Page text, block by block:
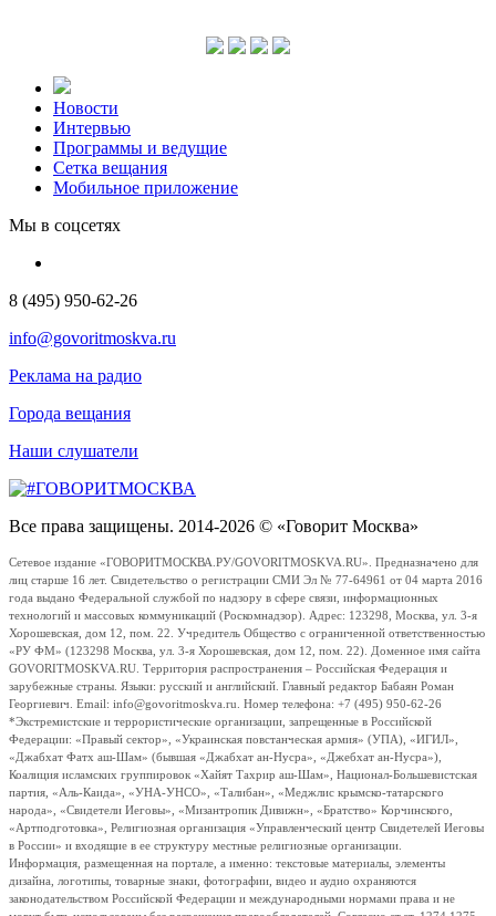
Новости
Интервью
Программы и ведущие
Сетка вещания
Мобильное приложение
Мы в соцсетях
8 (495) 950-62-26
info@govoritmoskva.ru
Реклама на радио
Города вещания
Наши слушатели
Все права защищены. 2014-2026 © «Говорит Москва»
Сетевое издание «ГОВОРИТМОСКВА.РУ/GOVORITMOSKVA.RU». Предназначено для
лиц старше 16 лет. Свидетельство о регистрации СМИ Эл № 77-64961 от 04 марта 2016
года выдано Федеральной службой по надзору в сфере связи, информационных
технологий и массовых коммуникаций (Роскомнадзор). Адрес: 123298, Москва, ул. 3-я
Хорошевская, дом 12, пом. 22. Учредитель Общество с ограниченной ответственностью
«РУ ФМ» (123298 Москва, ул. 3-я Хорошевская, дом 12, пом. 22). Доменное имя сайта
GOVORITMOSKVA.RU. Территория распространения – Российская Федерация и
зарубежные страны. Языки: русский и английский. Главный редактор Бабаян Роман
Георгиевич. Email: info@govoritmoskva.ru. Номер телефона: +7 (495) 950-62-26
*Экстремистские и террористические организации, запрещенные в Российской
Федерации: «Правый сектор», «Украинская повстанческая армия» (УПА), «ИГИЛ»,
«Джабхат Фатх аш-Шам» (бывшая «Джабхат ан-Нусра», «Джебхат ан-Нусра»),
Коалиция исламских группировок «Хайят Тахрир аш-Шам», Национал-Большевистская
партия, «Аль-Каида», «УНА-УНСО», «Талибан», «Меджлис крымско-татарского
народа», «Свидетели Иеговы», «Мизантропик Дивижн», «Братство» Корчинского,
«Артподготовка», Религиозная организация «Управленческий центр Свидетелей Иеговы
в России» и входящие в ее структуру местные религиозные организации.
Информация, размещенная на портале, а именно: текстовые материалы, элементы
дизайна, логотипы, товарные знаки, фотографии, видео и аудио охраняются
законодательством Российской Федерации и международными нормами права и не